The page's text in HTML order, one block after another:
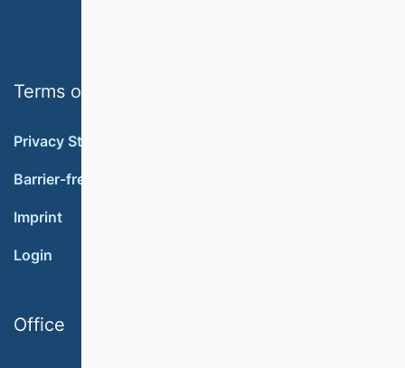
Terms of use
Privacy Statement
Barrier-free accessibility
Imprint
Login
Office